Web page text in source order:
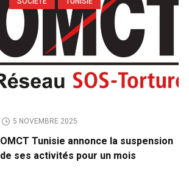
5 NOVEMBRE 2025
OMCT Tunisie annonce la suspension
de ses activités pour un mois